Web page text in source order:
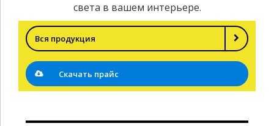
света в вашем интерьере.
Вся продукция
Скачать прайс